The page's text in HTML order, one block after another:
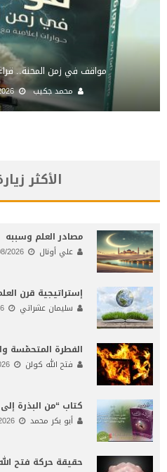
مواقف في زمن المحنة..
محمد جكيب
الأكثر
مصادر العلم وسببه
علي أونال 2026
إستراتيجية قرن
سليمان عشراتي
الفطرة المتحمّسة
فتح الله كولن
كتاب “من البذرة
أبو بكر محمد
حقيقة حركة فتح